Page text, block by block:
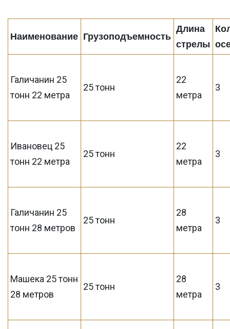
Наименование Грузоподъемность
Длина
стрелы
Галичанин 25
тонн 22 метра
25 тонн
22
метра
3
Ивановец 25
тонн 22 метра
25 тонн
22
метра
3
Галичанин 25
тонн 28 метров
25 тонн
28
метра
3
Машека 25 тонн
28 метров
25 тонн
28
метра
3